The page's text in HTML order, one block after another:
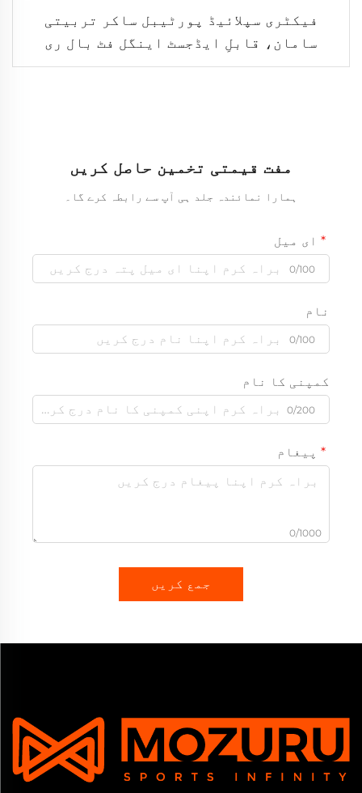
فیکٹری سپلائیڈ پورٹیبل ساکر تربیتی
سامان، قابلِ ایڈجسٹ اینگل فٹ بال ری
باؤنڈر نیٹ
مفت قیمتی تخمین حاصل کریں
ہمارا نمائندہ جلد ہی آپ سے رابطہ کرے گا۔
ای میل
0/100
نام
0/100
کمپنی کا نام
0/200
پیغام
0/1000
جمع کریں